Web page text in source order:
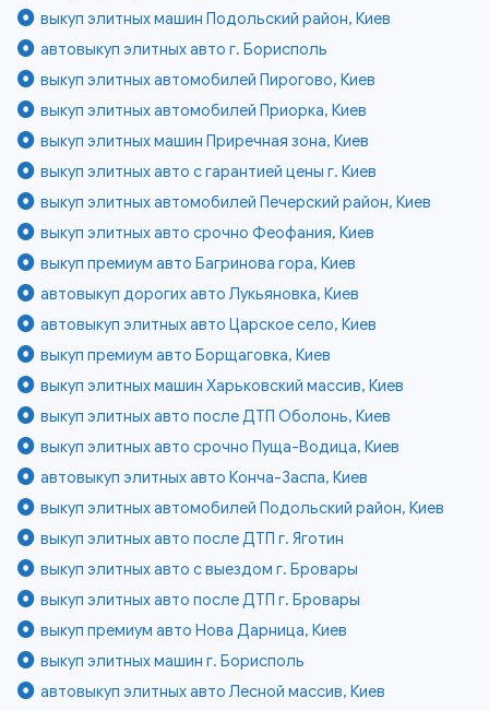
выкуп элитных машин Подольский район, Киев
автовыкуп элитных авто г. Борисполь
выкуп элитных автомобилей Пирогово, Киев
выкуп элитных автомобилей Приорка, Киев
выкуп элитных машин Приречная зона, Киев
выкуп элитных авто с гарантией цены г. Киев
выкуп элитных автомобилей Печерский район, Киев
выкуп элитных авто срочно Феофания, Киев
выкуп премиум авто Багринова гора, Киев
автовыкуп дорогих авто Лукьяновка, Киев
автовыкуп элитных авто Царское село, Киев
выкуп премиум авто Борщаговка, Киев
выкуп элитных машин Харьковский массив, Киев
выкуп элитных авто после ДТП Оболонь, Киев
выкуп элитных авто срочно Пуща-Водица, Киев
автовыкуп элитных авто Конча-Заспа, Киев
выкуп элитных автомобилей Подольский район, Киев
выкуп элитных авто после ДТП г. Яготин
выкуп элитных авто с выездом г. Бровары
выкуп элитных авто после ДТП г. Бровары
выкуп премиум авто Нова Дарница, Киев
выкуп элитных машин г. Борисполь
автовыкуп элитных авто Лесной массив, Киев